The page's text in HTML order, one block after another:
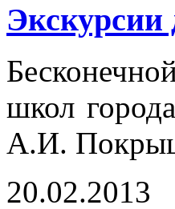
школ
А.И.
20.02.2013